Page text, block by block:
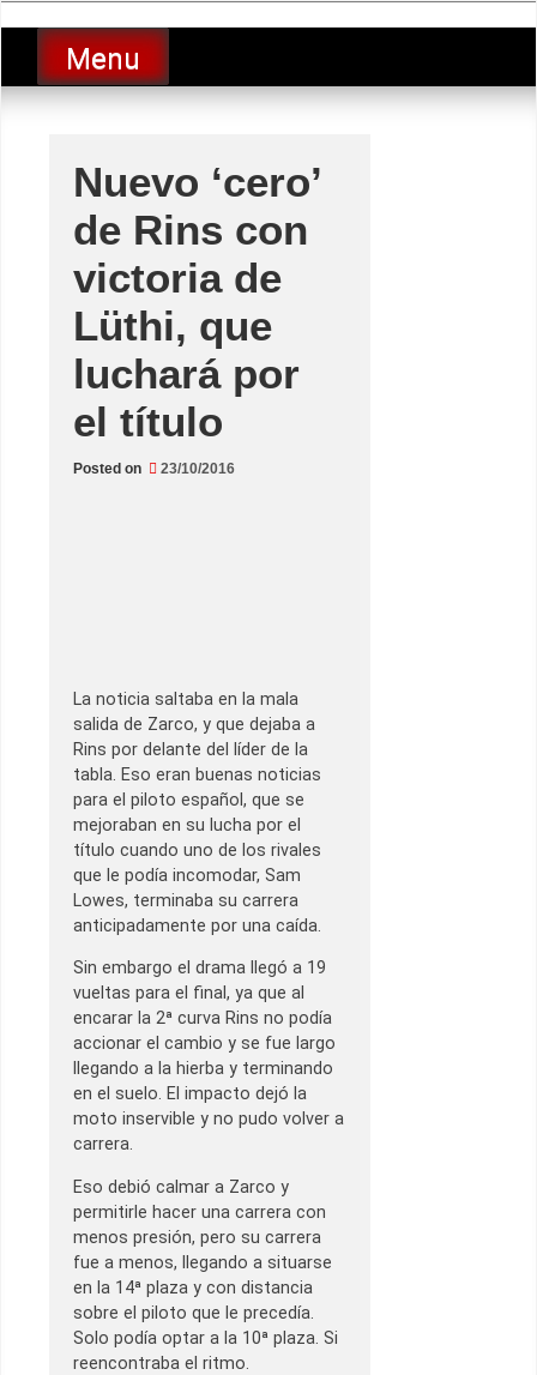
to
contentLucio Lopez GP
luciolopezgp
Menu
Nuevo ‘cero’
de Rins con
victoria de
Lüthi, que
luchará por
el título
Posted on 23/10/2016
La noticia saltaba en la mala
salida de Zarco, y que dejaba a
Rins por delante del líder de la
tabla. Eso eran buenas noticias
para el piloto español, que se
mejoraban en su lucha por el
título cuando uno de los rivales
que le podía incomodar, Sam
Lowes, terminaba su carrera
anticipadamente por una caída.
Sin embargo el drama llegó a 19
vueltas para el final, ya que al
encarar la 2ª curva Rins no podía
accionar el cambio y se fue largo
llegando a la hierba y terminando
en el suelo. El impacto dejó la
moto inservible y no pudo volver a
carrera.
Eso debió calmar a Zarco y
permitirle hacer una carrera con
menos presión, pero su carrera
fue a menos, llegando a situarse
en la 14ª plaza y con distancia
sobre el piloto que le precedía.
Solo podía optar a la 10ª plaza. Si
reencontraba el ritmo.